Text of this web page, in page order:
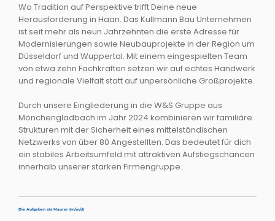
Wo Tradition auf Perspektive trifft Deine neue
Herausforderung in Haan. Das Kullmann Bau Unternehmen
ist seit mehr als neun Jahrzehnten die erste Adresse für
Modernisierungen sowie Neubauprojekte in der Region um
Düsseldorf und Wuppertal. Mit einem eingespielten Team
von etwa zehn Fachkräften setzen wir auf echtes Handwerk
und regionale Vielfalt statt auf unpersönliche Großprojekte.
Durch unsere Eingliederung in die W&S Gruppe aus
Mönchengladbach im Jahr 2024 kombinieren wir familiäre
Strukturen mit der Sicherheit eines mittelständischen
Netzwerks von über 80 Angestellten. Das bedeutet für dich
ein stabiles Arbeitsumfeld mit attraktiven Aufstiegschancen
innerhalb unserer starken Firmengruppe.
Die Aufgaben als Maurer (m/w/d)